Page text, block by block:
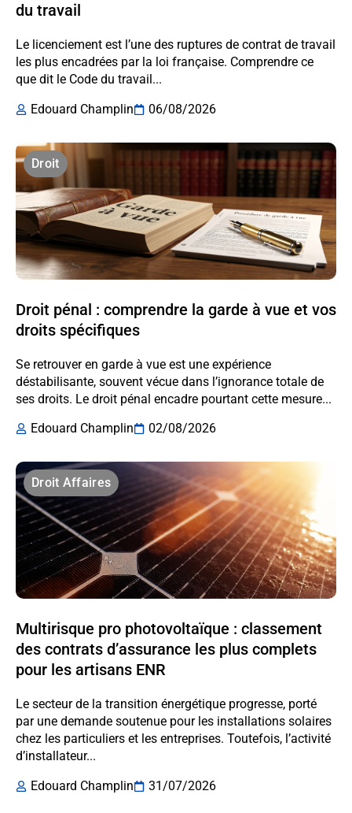
du travail
Le licenciement est l’une des ruptures de contrat de travail
les plus encadrées par la loi française. Comprendre ce
que dit le Code du travail...
Edouard Champlin
06/08/2026
Droit
Droit pénal : comprendre la garde à vue et vos
droits spécifiques
Se retrouver en garde à vue est une expérience
déstabilisante, souvent vécue dans l’ignorance totale de
ses droits. Le droit pénal encadre pourtant cette mesure...
Edouard Champlin
02/08/2026
Droit Affaires
Multirisque pro photovoltaïque : classement
des contrats d’assurance les plus complets
pour les artisans ENR
Le secteur de la transition énergétique progresse, porté
par une demande soutenue pour les installations solaires
chez les particuliers et les entreprises. Toutefois, l’activité
d’installateur...
Edouard Champlin
31/07/2026